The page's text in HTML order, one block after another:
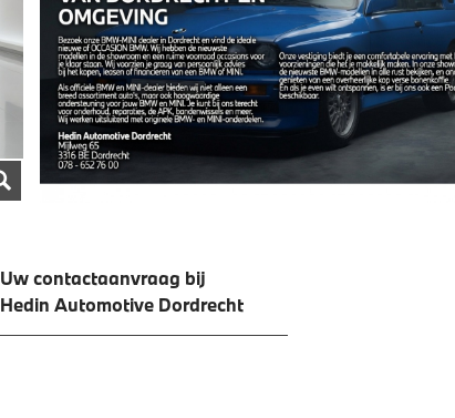
Uw contactaanvraag bij
Hedin Automotive Dordrecht